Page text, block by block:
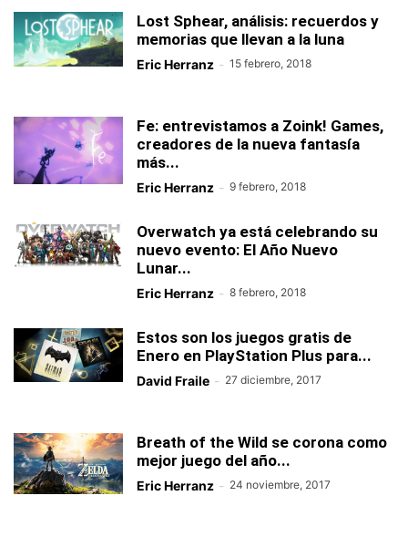
Lost Sphear, análisis: recuerdos y
memorias que llevan a la luna
Eric Herranz - 15 febrero, 2018
Fe: entrevistamos a Zoink! Games,
creadores de la nueva fantasía
más...
Eric Herranz - 9 febrero, 2018
Overwatch ya está celebrando su
nuevo evento: El Año Nuevo
Lunar...
Eric Herranz - 8 febrero, 2018
Estos son los juegos gratis de
Enero en PlayStation Plus para...
David Fraile - 27 diciembre, 2017
Breath of the Wild se corona como
mejor juego del año...
Eric Herranz - 24 noviembre, 2017